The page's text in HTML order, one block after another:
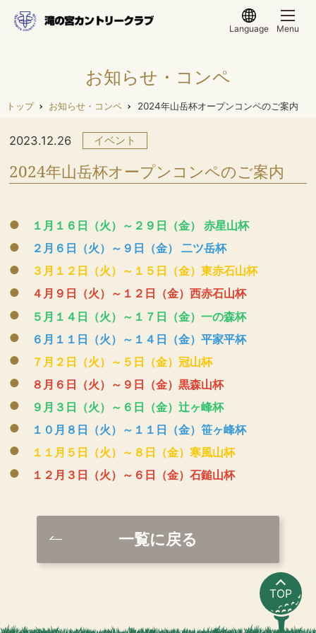
Menu
Language
お知らせ・コンペ
トップ お知らせ・コンペ 2024年山岳杯オープンコンペのご案内
2023.12.26 イベント
2024年山岳杯オープンコンペのご案内
１月１６日（火）～２９日（金） 赤星山杯
２月６日（火）～９日（金） 二ツ岳杯
３月１２日（火）～１５日（金）東赤石山杯
４月９日（火）～１２日（金）西赤石山杯
５月１４日（火）～１７日（金）一の森杯
６月１１日（火）～１４日（金）平家平杯
７月２日（火）～５日（金）冠山杯
８月６日（火）～９日（金）黒森山杯
９月３日（火）～６日（金）辻ヶ峰杯
１０月８日（火）～１１日（金）笹ヶ峰杯
１１月５日（火）～８日（金）寒風山杯
１２月３日（火）～６日（金）石鎚山杯
一覧に戻る
TOP